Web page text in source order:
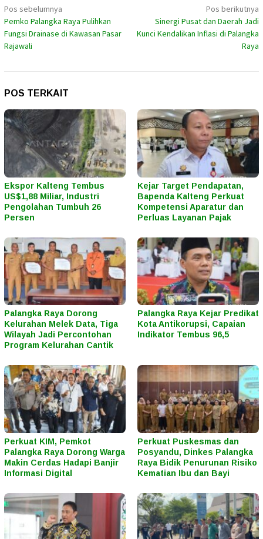
Navigasi
pos
Pos sebelumnya
Pemko Palangka Raya Pulihkan
Fungsi Drainase di Kawasan Pasar
Rajawali
Pos berikutnya
Sinergi Pusat dan Daerah Jadi
Kunci Kendalikan Inflasi di Palangka
Raya
POS TERKAIT
Ekspor Kalteng Tembus
US$1,88 Miliar, Industri
Pengolahan Tumbuh 26
Persen
Kejar Target Pendapatan,
Bapenda Kalteng Perkuat
Kompetensi Aparatur dan
Perluas Layanan Pajak
Palangka Raya Dorong
Kelurahan Melek Data, Tiga
Wilayah Jadi Percontohan
Program Kelurahan Cantik
Palangka Raya Kejar Predikat
Kota Antikorupsi, Capaian
Indikator Tembus 96,5
Perkuat KIM, Pemkot
Palangka Raya Dorong Warga
Makin Cerdas Hadapi Banjir
Informasi Digital
Perkuat Puskesmas dan
Posyandu, Dinkes Palangka
Raya Bidik Penurunan Risiko
Kematian Ibu dan Bayi